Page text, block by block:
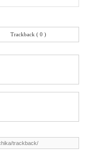
Trackback ( 0 )